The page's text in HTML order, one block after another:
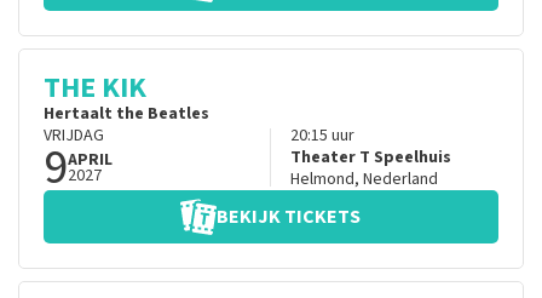
THE KIK
Hertaalt the Beatles
VRIJDAG
9APRIL
2027
20:15 uur
Theater T Speelhuis
Helmond, Nederland
BEKIJK TICKETS